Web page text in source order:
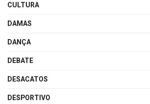
CULTURA
DAMAS
DANÇA
DEBATE
DESACATOS
DESPORTIVO